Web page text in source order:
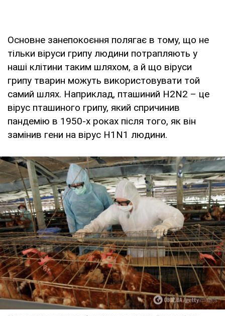
Основне занепокоєння полягає в тому, що не
тільки віруси грипу людини потрапляють у
наші клітини таким шляхом, а й що віруси
грипу тварин можуть використовувати той
самий шлях. Наприклад, пташиний H2N2 – це
вірус пташиного грипу, який спричинив
пандемію в 1950-х роках після того, як він
замінив гени на вірус H1N1 людини.